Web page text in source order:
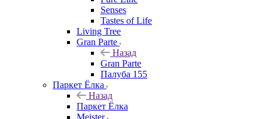
Senses
Tastes of Life
Living Tree
Gran Parte
Назад
Gran Parte
Палуба 155
Паркет Ёлка
Назад
Паркет Ёлка
Meister